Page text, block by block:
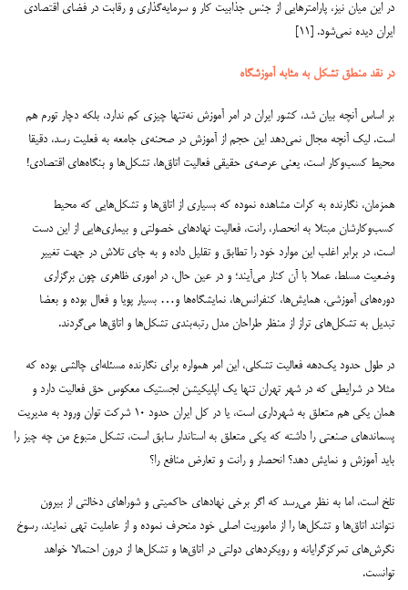
در این میان نیز، پارامترهایی از جنس جذابیت کار و سرمایه‌گذاری و رقابت در فضای اقتصادی
ایران دیده نمی‌شود. [۱۱]
در نقد منطق تشکل به مثابه آموزشگاه
بر اساس آنچه بیان شد، کشور ایران در امر آموزش نه‌تنها چیزی کم ندارد، بلکه دچار تورم هم
است. لیک آنچه مجال نمی‌دهد این حجم از آموزش در صحنه‌ی جامعه به فعلیت رسد، دقیقا
محیط کسب‌وکار است، یعنی عرصه‌ی حقیقی فعالیت اتاق‌ها، تشکل‌ها و بنگاه‌های اقتصادی!
همزمان، نگارنده به کرات مشاهده نموده که بسیاری از اتاق‌ها و تشکل‌هایی که محیط
کسب‌وکارشان مبتلا به انحصار، رانت، فعالیت نهادهای خصولتی و بیماری‌هایی از این دست
است، در برابر اغلب این موارد خود را تطابق و تقلیل داده و به جای تلاش در جهت تغییر
وضعیت مسلط، عملا با آن کنار می‌آیند؛ و در عین حال، در اموری ظاهری چون برگزاری
دوره‌های آموزشی، همایش‌ها، کنفرانس‌ها، نمایشگاه‌ها و… بسیار پویا و فعال بوده و بعضا
تبدیل به تشکل‌های تراز از منظر طراحان مدل رتبه‌بندی تشکل‌ها و اتاق‌ها می‌گردند.
در طول حدود یک‌دهه فعالیت تشکلی، این امر همواره برای نگارنده مسئله‌ای چالشی بوده که
مثلا در شرایطی که در شهر تهران تنها یک اپلیکیشن لجستیک معکوس حق فعالیت دارد و
همان یکی هم متعلق به شهرداری است، یا در کل ایران حدود ۱۰ شرکت توان ورود به مدیریت
پسماندهای صنعتی را داشته که یکی متعلق به استاندار سابق است، تشکل متبوع من چه چیز را
باید آموزش و نمایش دهد؟ انحصار و رانت و تعارض منافع را؟
تلخ است، اما به نظر می‌رسد که اگر برخی نهادهای حاکمیتی و شوراهای دخالتی از بیرون
نتوانند اتاق‌ها و تشکل‌ها را از ماموریت اصلی خود منحرف نموده و از عاملیت تهی نمایند، رسوخ
نگرش‌های تمرکزگرایانه و رویکردهای دولتی در اتاق‌ها و تشکل‌ها از درون احتمالا خواهد
توانست.